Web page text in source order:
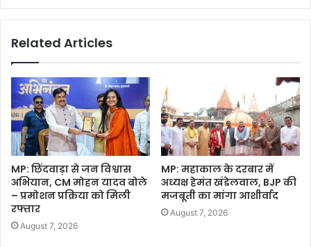
Related Articles
MP: छिंदवाड़ा से जन विश्वास
अभियान, CM मोहन यादव बोले
– प्रमोशन प्रक्रिया को मिली
रफ्तार
August 7, 2026
MP: महाकाल के दरबार में
अध्यक्ष हेमंत खंडेलवाल, BJP की
मजबूती का मांगा आशीर्वाद
August 7, 2026